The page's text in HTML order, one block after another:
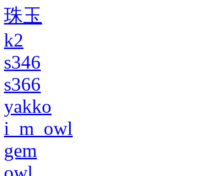
珠玉
k2
s346
s366
yakko
i_m_owl
gem